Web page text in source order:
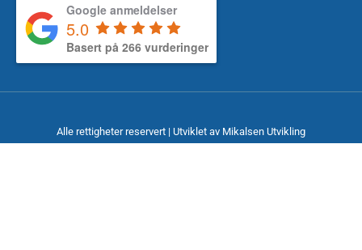
Google anmeldelser
5.0
Basert på 266 vurderinger
Alle rettigheter reservert | Utviklet av Mikalsen Utvikling